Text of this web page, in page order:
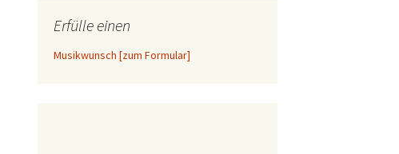
Erfülle einen
Musikwunsch [zum Formular]